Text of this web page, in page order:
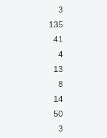
3
135
41
4
13
8
14
50
3